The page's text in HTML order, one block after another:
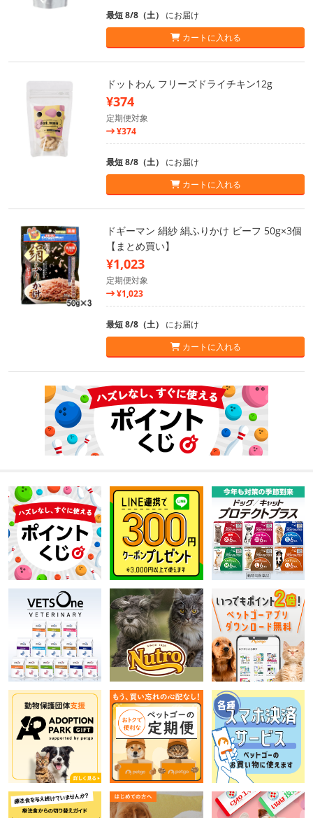
最短 8/8（土） にお届け
カートに入れる
ドットわん フリーズドライチキン12g
¥374
定期便対象
¥374
最短 8/8（土） にお届け
カートに入れる
ドギーマン 絹紗 絹ふりかけ ビーフ 50g×3個
【まとめ買い】
¥1,023
定期便対象
¥1,023
最短 8/8（土） にお届け
カートに入れる